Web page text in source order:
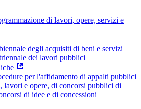
di lavori, opere, servizi e
degli acquisiti di beni e servizi
dei lavori pubblici
per l'affidamento di appalti pubblici
lavori e opere, di concorsi pubblici di
di idee e di concessioni